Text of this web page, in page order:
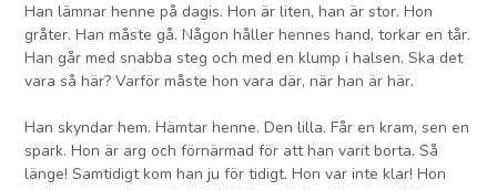
Han lämnar henne på dagis. Hon är liten, han är stor. Hon
gråter. Han måste gå. Någon håller hennes hand, torkar en tår.
Han går med snabba steg och med en klump i halsen. Ska det
vara så här? Varför måste hon vara där, när han är här.
Han skyndar hem. Hämtar henne. Den lilla. Får en kram, sen en
spark. Hon är arg och förnärmad för att han varit borta. Så
länge! Samtidigt kom han ju för tidigt. Hon var inte klar! Hon